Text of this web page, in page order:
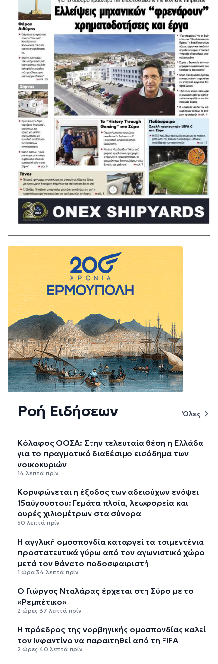
Ροή Ειδήσεων Όλες
Κόλαφος ΟΟΣΑ: Στην τελευταία θέση η Ελλάδα
για το πραγματικό διαθέσιμο εισόδημα των
νοικοκυριών
14 λεπτά πρίν
Κορυφώνεται η έξοδος των αδειούχων ενόψει
15αύγουστου: Γεμάτα πλοία, λεωφορεία και
ουρές χιλιομέτρων στα σύνορα
50 λεπτά πρίν
Η αγγλική ομοσπονδία καταργεί τα τσιμεντένια
προστατευτικά γύρω από τον αγωνιστικό χώρο
μετά τον θάνατο ποδοσφαιριστή
1 ώρα 34 λεπτά πρίν
Ο Γιώργος Νταλάρας έρχεται στη Σύρο με το
«Ρεμπέτικο»
2 ώρες 37 λεπτά πρίν
Η πρόεδρος της νορβηγικής ομοσπονδίας καλεί
τον Ινφαντίνο να παραιτηθεί από τη FIFA
2 ώρες 40 λεπτά πρίν